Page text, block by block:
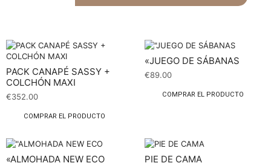
PACK CANAPÉ SASSY +
COLCHÓN MAXI
€352.00
COMPRAR EL PRODUCTO
«JUEGO DE SÁBANAS
€89.00
COMPRAR EL PRODUCTO
«ALMOHADA NEW ECO PIE DE CAMA